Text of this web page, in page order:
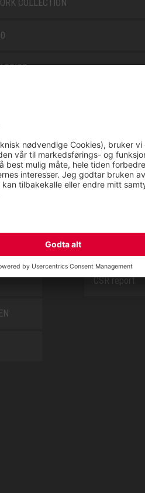
COLLECTION
OM OSS
CSR report